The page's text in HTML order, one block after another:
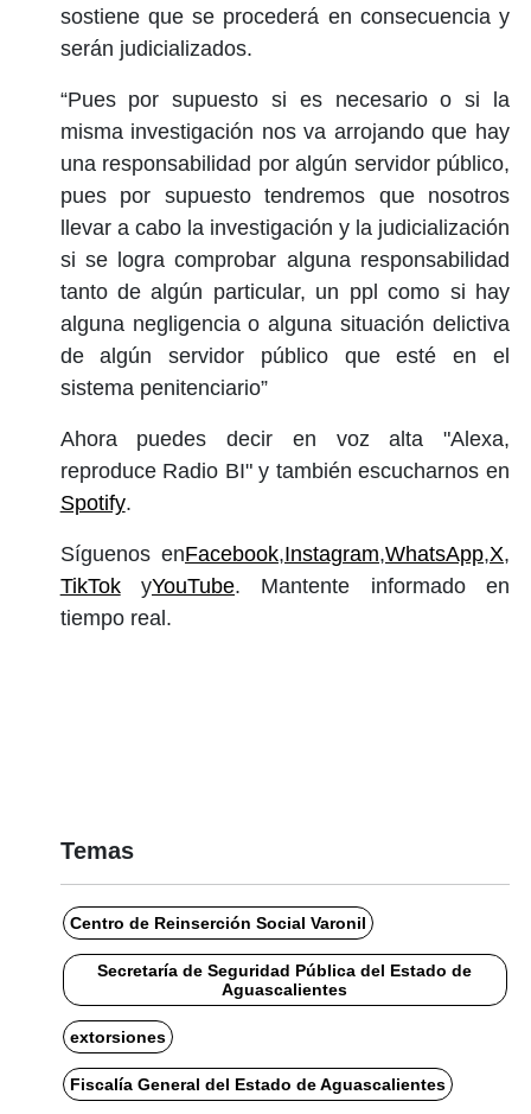
sostiene que se procederá en consecuencia y
serán judicializados.
“Pues por supuesto si es necesario o si la
misma investigación nos va arrojando que hay
una responsabilidad por algún servidor público,
pues por supuesto tendremos que nosotros
llevar a cabo la investigación y la judicialización
si se logra comprobar alguna responsabilidad
tanto de algún particular, un ppl como si hay
alguna negligencia o alguna situación delictiva
de algún servidor público que esté en el
sistema penitenciario”
Ahora puedes decir en voz alta "Alexa,
reproduce Radio BI" y también escucharnos en
Spotify.
Síguenos enFacebook,Instagram,WhatsApp,X,
TikTokyYouTube. Mantente informado en
tiempo real.
Temas
Centro de Reinserción Social Varonil
Secretaría de Seguridad Pública del Estado de
Aguascalientes
extorsiones
Fiscalía General del Estado de Aguascalientes